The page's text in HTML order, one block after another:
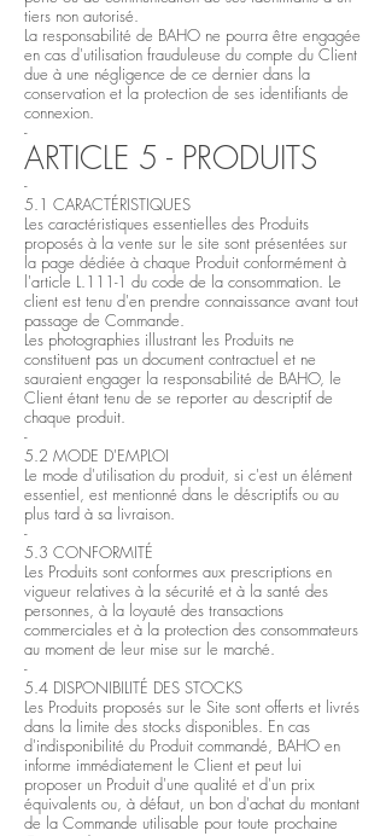
tiers non autorisé.
La responsabilité de BAHO ne pourra être engagée
en cas d'utilisation frauduleuse du compte du Client
due à une négligence de ce dernier dans la
conservation et la protection de ses identifiants de
connexion.
-
ARTICLE 5 - PRODUITS
-
5.1 CARACTÉRISTIQUES
Les caractéristiques essentielles des Produits
proposés à la vente sur le site sont présentées sur
la page dédiée à chaque Produit conformément à
l'article L.111-1 du code de la consommation. Le
client est tenu d'en prendre connaissance avant tout
passage de Commande.
Les photographies illustrant les Produits ne
constituent pas un document contractuel et ne
sauraient engager la responsabilité de BAHO, le
Client étant tenu de se reporter au descriptif de
chaque produit.
-
5.2 MODE D'EMPLOI
Le mode d'utilisation du produit, si c'est un élément
essentiel, est mentionné dans le déscriptifs ou au
plus tard à sa livraison.
-
5.3 CONFORMITÉ
Les Produits sont conformes aux prescriptions en
vigueur relatives à la sécurité et à la santé des
personnes, à la loyauté des transactions
commerciales et à la protection des consommateurs
au moment de leur mise sur le marché.
-
5.4 DISPONIBILITÉ DES STOCKS
Les Produits proposés sur le Site sont offerts et livrés
dans la limite des stocks disponibles. En cas
d'indisponibilité du Produit commandé, BAHO en
informe immédiatement le Client et peut lui
proposer un Produit d'une qualité et d'un prix
équivalents ou, à défaut, un bon d'achat du montant
de la Commande utilisable pour toute prochaine